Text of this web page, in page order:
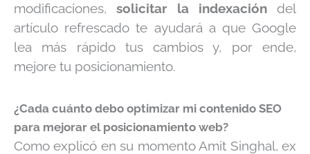
modificaciones,solicitar la indexacióndel
artículo refrescado te ayudará a que Google
lea más rápido tus cambios y, por ende,
mejore tu posicionamiento.
¿Cada cuánto debo optimizar mi contenido SEO
para mejorar el posicionamiento web?
Como explicó en su momento Amit Singhal, ex